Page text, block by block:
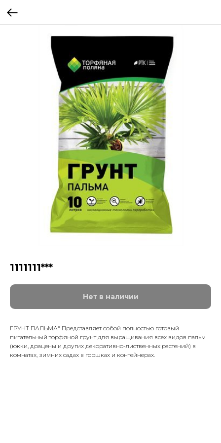
1111111***
Нет в наличии
ГРУНТ ПАЛЬМА" Представляет собой полностью готовый
питательный торфяной грунт для выращивания всех видов пальм
(юкки, драцены и других декоративно-лиственных растений) в
комнатах, зимних садах в горшках и контейнерах.